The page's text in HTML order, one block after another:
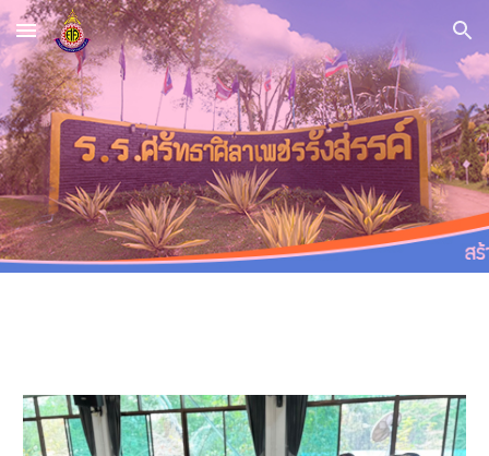
Skip to main content Skip to navigation